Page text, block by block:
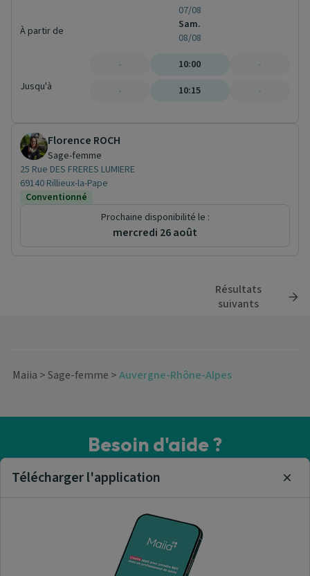
À partir de
Jusqu'à
07/08
Sam.
08/08
-
-
10:00
10:15
-
-
Florence ROCH
Sage-femme
25 Rue DES FRERES LUMIERE
69140 Rillieux-la-Pape
Conventionné
Prochaine disponibilité le :
mercredi 26 août
Résultats
suivants
Maiia >Sage-femme >Auvergne-Rhône-Alpes
Besoin d'aide ?
Visitez notre centre de support ou contactez-nous !
Trouver un sage-femme
Télécharger l'application